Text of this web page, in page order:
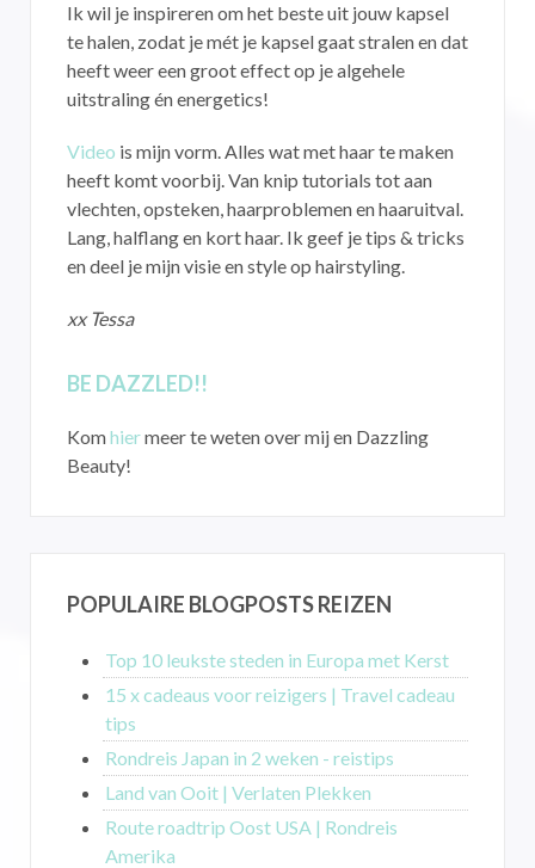
Ik wil je inspireren om het beste uit jouw kapsel
te halen, zodat je mét je kapsel gaat stralen en dat
heeft weer een groot effect op je algehele
uitstraling én energetics!
Video is mijn vorm. Alles wat met haar te maken
heeft komt voorbij. Van knip tutorials tot aan
vlechten, opsteken, haarproblemen en haaruitval.
Lang, halflang en kort haar. Ik geef je tips & tricks
en deel je mijn visie en style op hairstyling.
xx Tessa
BE DAZZLED!!
Komhiermeer te weten over mij en Dazzling
Beauty!
POPULAIRE BLOGPOSTS REIZEN
Top 10 leukste steden in Europa met Kerst
15 x cadeaus voor reizigers | Travel cadeau
tips
Rondreis Japan in 2 weken - reistips
Land van Ooit | Verlaten Plekken
Route roadtrip Oost USA | Rondreis
Amerika